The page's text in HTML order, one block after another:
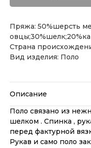
Пряжа: 50%шерсть
Страна
Вид изделия: Поло
Описание
Поло связано из
шелком . Спинка ,
перед фактурной
Рукав и само поло